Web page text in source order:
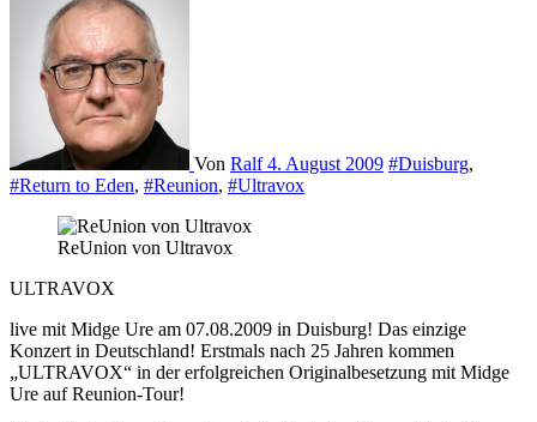
Von Ralf4. August 2009 #Duisburg,
#Return to Eden, #Reunion, #Ultravox
ReUnion von Ultravox
ULTRAVOX
live mit Midge Ure am 07.08.2009 in Duisburg! Das einzige
Konzert in Deutschland! Erstmals nach 25 Jahren kommen
„ULTRAVOX“ in der erfolgreichen Originalbesetzung mit Midge
Ure auf Reunion-Tour!